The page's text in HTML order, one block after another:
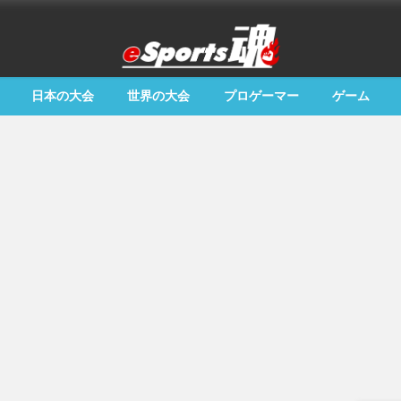
日本の大会 世界の大会 プロゲーマー ゲーム